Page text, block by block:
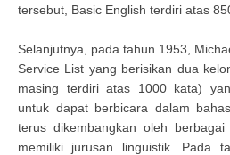
tersebut, Basic English terdiri atas
Selanjutnya, pada tahun 1953,
Service List yang berisikan dua
masing terdiri atas 1000 kata)
untuk dapat berbicara dalam
terus dikembangkan oleh
memiliki jurusan linguistik. Pada